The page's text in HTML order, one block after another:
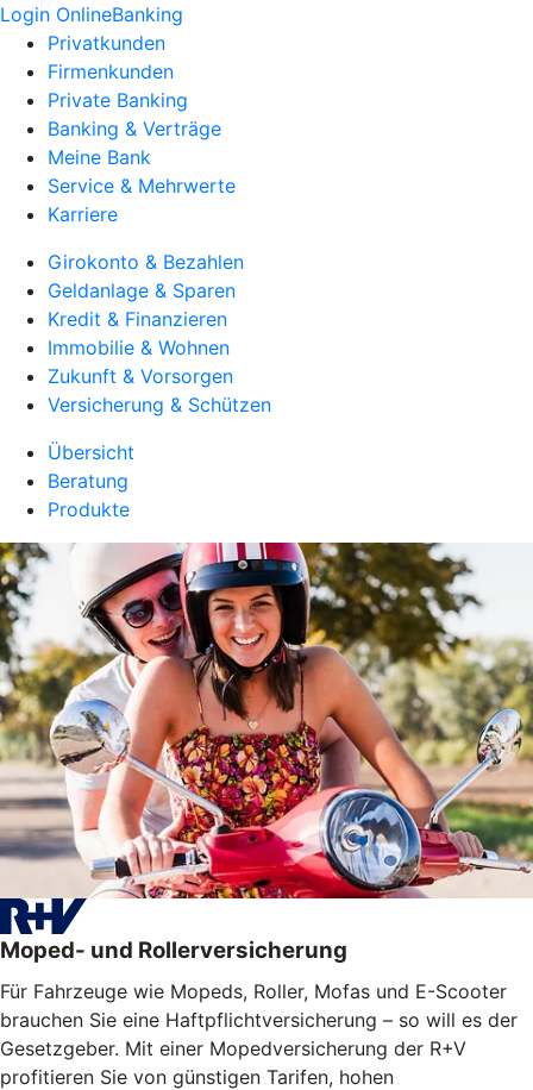
Login OnlineBanking
Privatkunden
Firmenkunden
Private Banking
Banking & Verträge
Meine Bank
Service & Mehrwerte
Karriere
Girokonto & Bezahlen
Geldanlage & Sparen
Kredit & Finanzieren
Immobilie & Wohnen
Zukunft & Vorsorgen
Versicherung & Schützen
Übersicht
Beratung
Produkte
Moped- und Rollerversicherung
Für Fahrzeuge wie Mopeds, Roller, Mofas und E-Scooter
brauchen Sie eine Haftpflichtversicherung – so will es der
Gesetzgeber. Mit einer Mopedversicherung der R+V
profitieren Sie von günstigen Tarifen, hohen